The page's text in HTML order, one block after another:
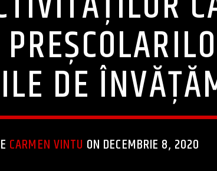
DE
CARMEN VINTU ON DECEMBRIE 8, 2020